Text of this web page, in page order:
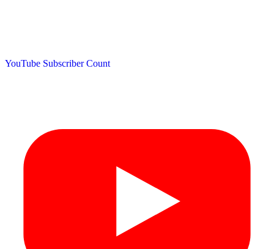
YouTube Subscriber Count